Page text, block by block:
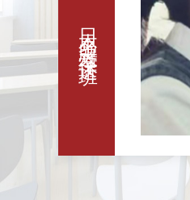
日本名牌大学保送班